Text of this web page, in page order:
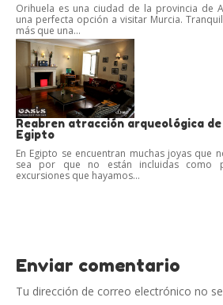
Orihuela es una ciudad de la provincia de
una perfecta opción a visitar Murcia.
más que una...
Reabren atracción arqueológica de
Egipto
En Egipto se encuentran muchas joyas que
sea por que no están incluidas como
excursiones que hayamos...
Enviar comentario
Tu dirección de correo electrónico no